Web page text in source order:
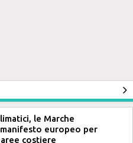
le Marche
europeo per
costiere